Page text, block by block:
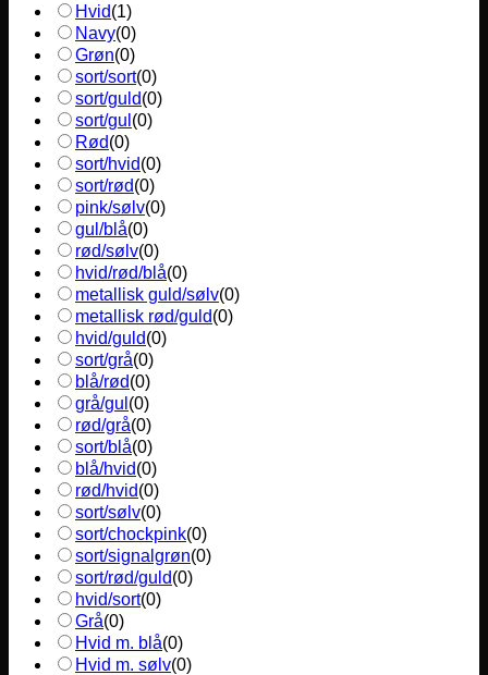
Hvid(1)
Navy(0)
Grøn(0)
sort/sort(0)
sort/guld(0)
sort/gul (0)
Rød(0)
sort/hvid(0)
sort/rød(0)
pink/sølv(0)
gul/blå(0)
rød/sølv(0)
hvid/rød/blå(0)
metallisk guld/sølv(0)
metallisk rød/guld(0)
hvid/guld(0)
sort/grå(0)
blå/rød(0)
grå/gul (0)
rød/grå(0)
sort/blå(0)
blå/hvid(0)
rød/hvid(0)
sort/sølv(0)
sort/chockpink(0)
sort/signalgrøn(0)
sort/rød/guld(0)
hvid/sort(0)
Grå(0)
Hvid m. blå(0)
Hvid m. sølv(0)